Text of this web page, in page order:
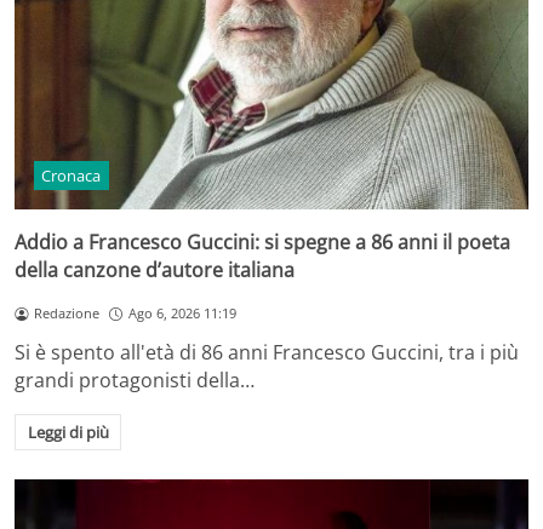
Cronaca
Addio a Francesco Guccini: si spegne a 86 anni il poeta
della canzone d’autore italiana
Redazione Ago 6, 2026 11:19
Si è spento all'età di 86 anni Francesco Guccini, tra i più
grandi protagonisti della…
Leggi di più